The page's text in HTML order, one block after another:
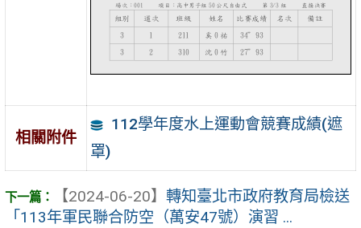
相關附件
112學年度水上運動會競賽成績(遮
罩)
【2024-06-20】 轉知臺北市政府教育局檢送
「113年軍民聯合防空（萬安47號）演習 ...